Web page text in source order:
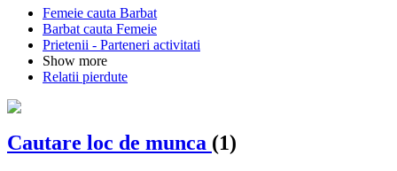
Femeie cauta Barbat
Barbat cauta Femeie
Prietenii - Parteneri activitati
Show more
Relatii pierdute
Cautare loc de munca (1)